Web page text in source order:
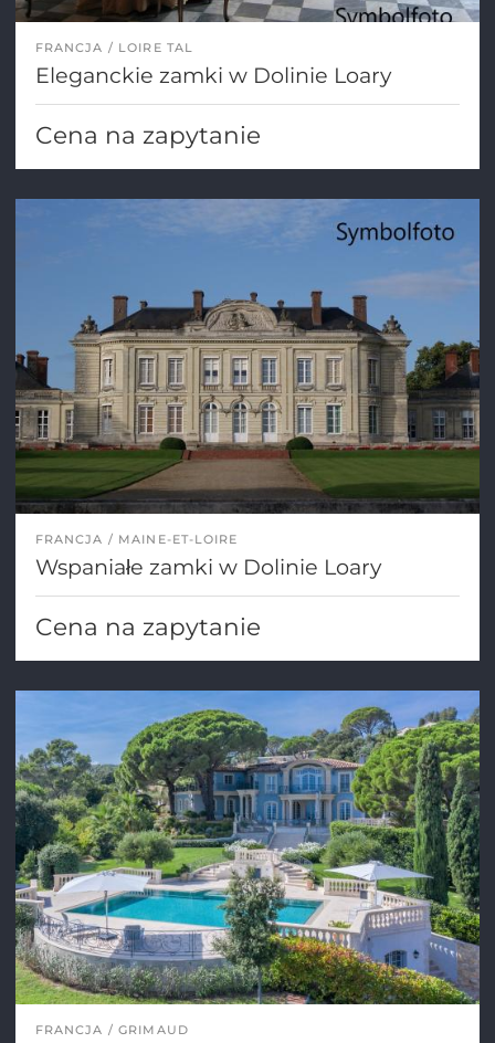
FRANCJA LOIRE TAL
Eleganckie zamki w Dolinie Loary
Cena na zapytanie
FRANCJA MAINE-ET-LOIRE
Wspaniałe zamki w Dolinie Loary
Cena na zapytanie
FRANCJA GRIMAUD